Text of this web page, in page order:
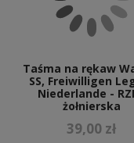
Taśma na rękaw
SS, Freiwilligen
Niederlande -
żołnierska
39,00 zł